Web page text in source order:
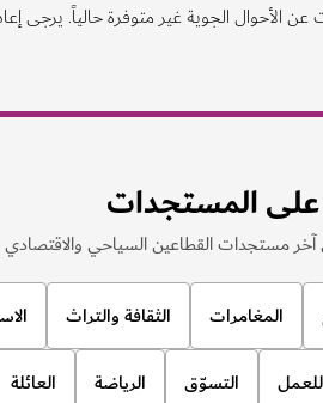
عن الأحوال الجوية غير متوفرة حالياً. يرجى
المستجدات
مستجدات القطاعين السياحي والاقتصادي
المغامرات الثقافة والتراث
التسوّق الرياضة العائلة